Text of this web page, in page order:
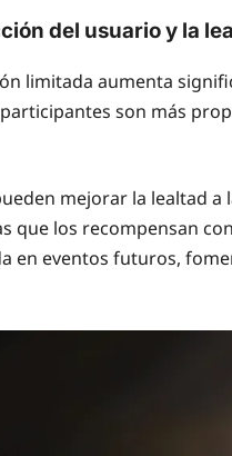
del usuario y la
limitada aumenta
son más
mejorar la lealtad
que los recompensan
en eventos futuros,